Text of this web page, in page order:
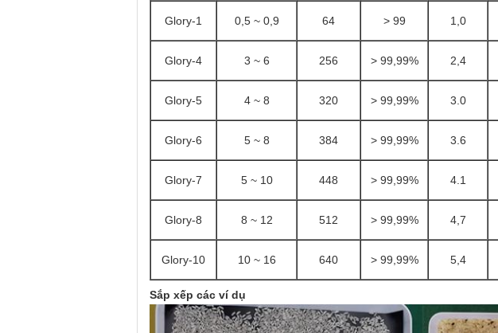
Glory-1 0,5 ~ 0,9 64 > 99 1,0
Glory-4 3 ~ 6 256 > 99,99% 2,4
Glory-5 4 ~ 8 320 > 99,99% 3.0
Glory-6 5 ~ 8 384 > 99,99% 3.6
Glory-7 5 ~ 10 448 > 99,99% 4.1
Glory-8 8 ~ 12 512 > 99,99% 4,7
Glory-10 10 ~ 16 640 > 99,99% 5,4
Sắp xếp các ví dụ